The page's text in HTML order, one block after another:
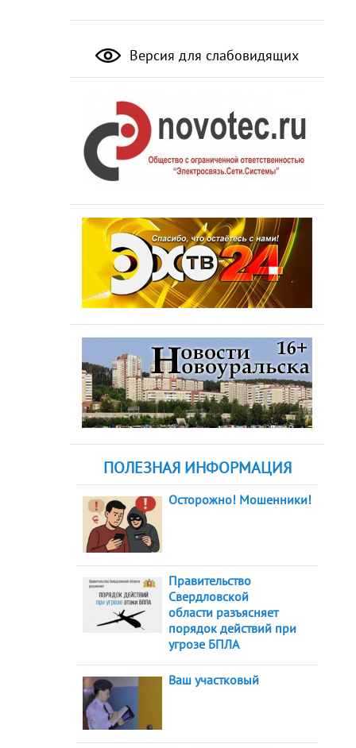
Версия для слабовидящих
ПОЛЕЗНАЯ ИНФОРМАЦИЯ
Осторожно! Мошенники!
Правительство
Свердловской
области разъясняет
порядок действий при
угрозе БПЛА
Ваш участковый